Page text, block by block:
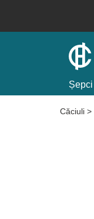
Șepci
Căciuli >